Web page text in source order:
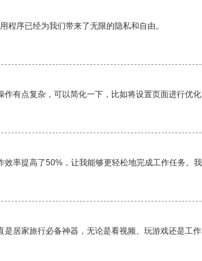
程序已经为我们带来了无限的隐私和自由。
作有点复杂，可以简化一下，比如将设置页面进行优
效率提高了50%，让我能够更轻松地完成工作任务。
是居家旅行必备神器，无论是看视频、玩游戏还是工